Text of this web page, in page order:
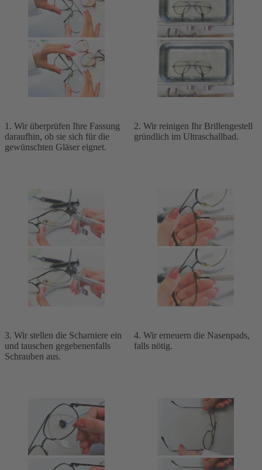
1. Wir überprüfen Ihre Fassung
daraufhin, ob sie sich für die
gewünschten Gläser eignet.
2. Wir reinigen Ihr Brillengestell
gründlich im Ultraschallbad.
3. Wir stellen die Scharniere ein
und tauschen gegebenenfalls
Schrauben aus.
4. Wir erneuern die Nasenpads,
falls nötig.